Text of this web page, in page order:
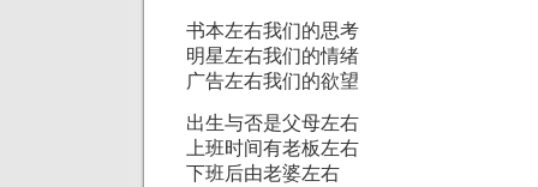
书本左右我们的思考
明星左右我们的情绪
广告左右我们的欲望
出生与否是父母左右
上班时间有老板左右
下班后由老婆左右